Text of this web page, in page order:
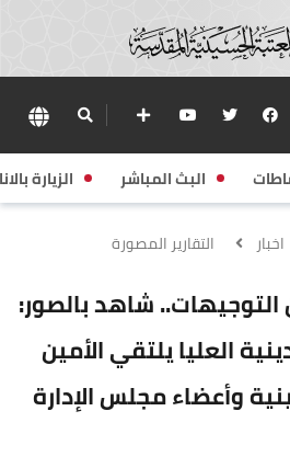
البث المباشر الزيارة
اخبار التقارير المصورة
شاهد بالصور:
العليا يلتقي الأمين
وأعضاء مجلس الإدارة